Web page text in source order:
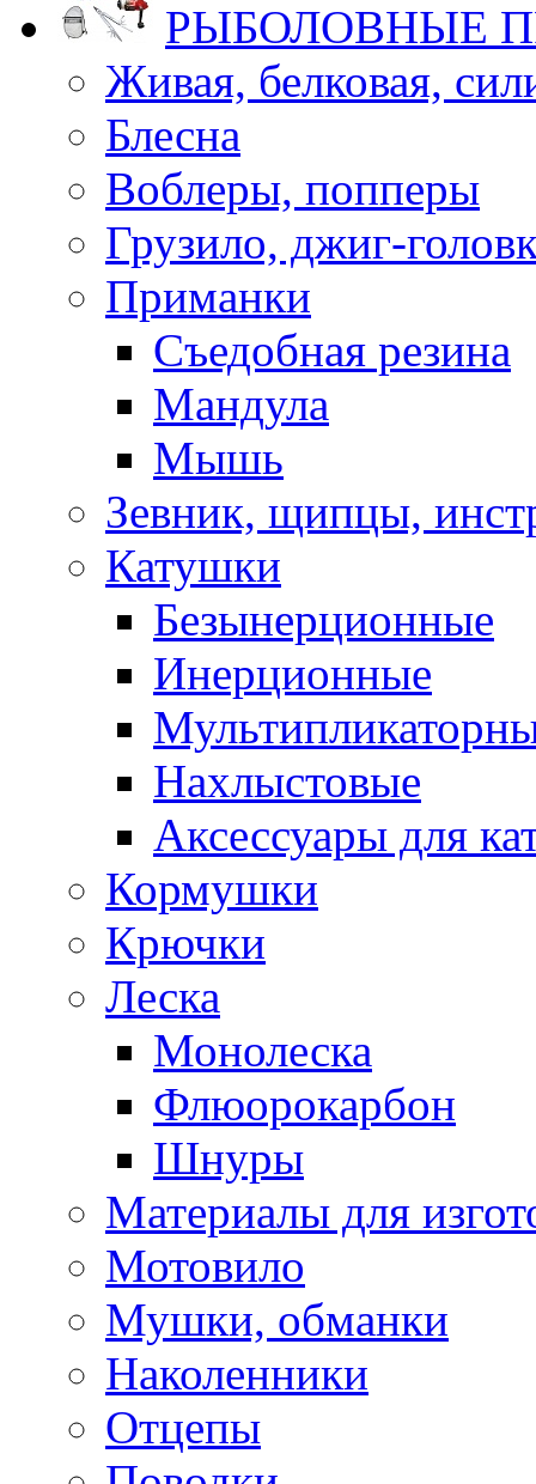
РЫБОЛОВНЫЕ
Живая, белковая,
Блесна
Воблеры, попперы
Грузило, джиг-
Приманки
Съедобная резина
Мандула
Мышь
Зевник, щипцы,
Катушки
Безынерционные
Инерционные
Нахлыстовые
Аксессуары для
Кормушки
Крючки
Леска
Монолеска
Флюорокарбон
Шнуры
Материалы для
Мотовило
Мушки, обманки
Наколенники
Отцепы